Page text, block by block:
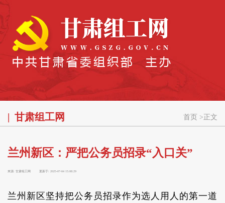
甘肃组工网 首页 > 正文
兰州新区：严把公务员招录“入口关”
来源: 甘肃组工网 更新于: 2025-07-04 15:08:29
兰州新区坚持把公务员招录作为选人用人的第一道